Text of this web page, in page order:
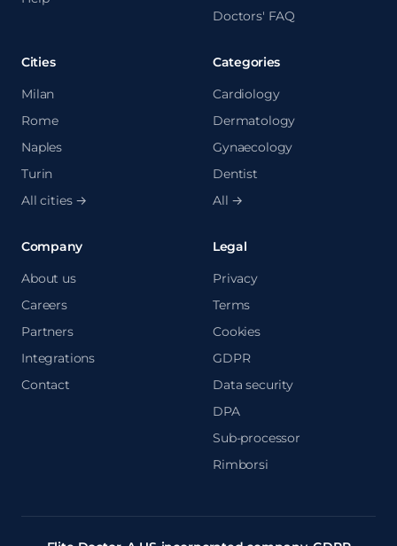
Doctors' FAQ
Cities
Milan
Rome
Naples
Turin
All cities →
Categories
Cardiology
Dermatology
Gynaecology
Dentist
All →
Company
About us
Careers
Partners
Integrations
Contact
Legal
Privacy
Terms
Cookies
GDPR
Data security
DPA
Sub-processor
Rimborsi